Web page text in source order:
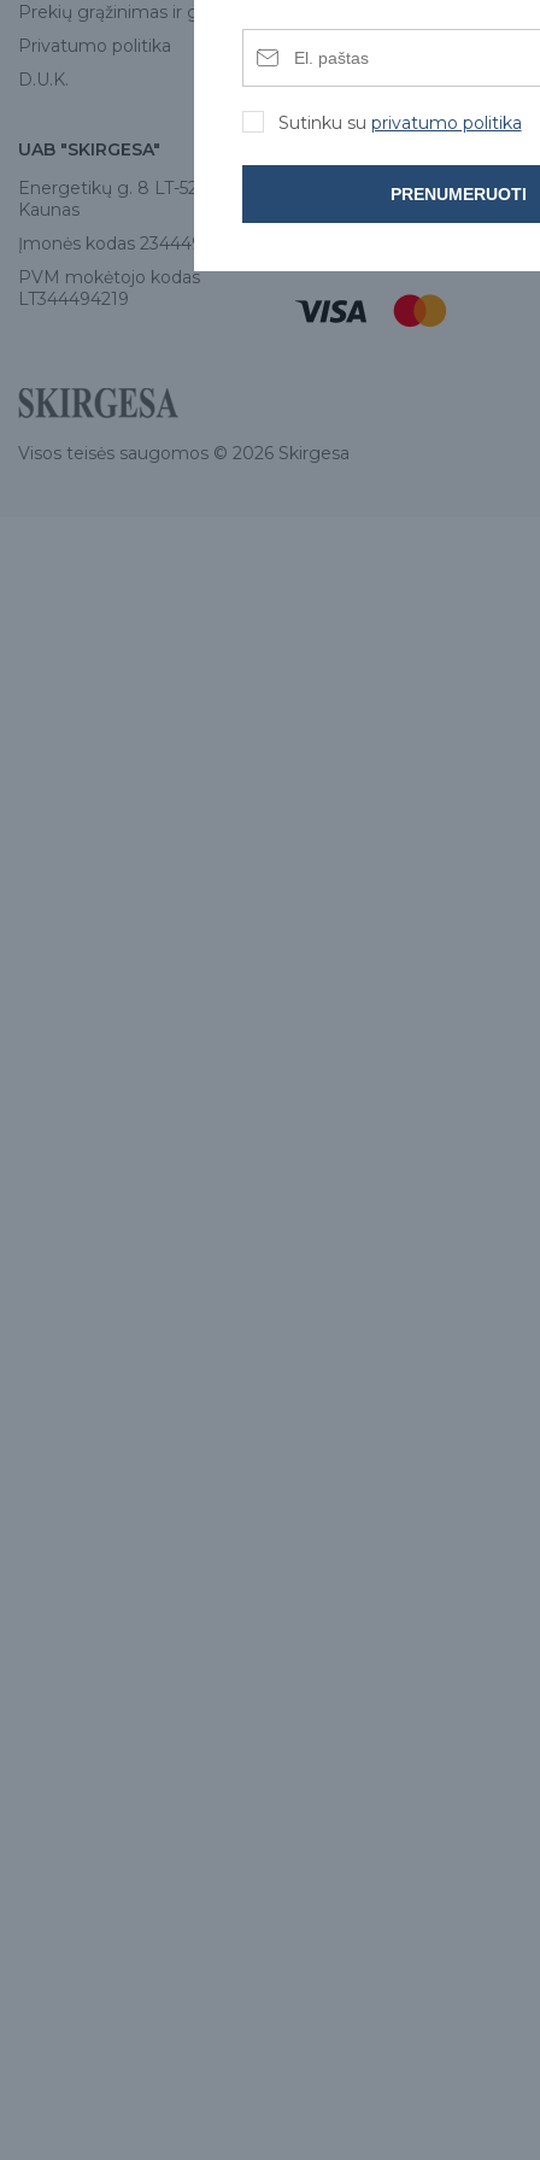
Prekių grąžinimas ir garantija
Privatumo politika
D.U.K.
UAB "SKIRGESA"
Energetikų g. 8 LT-52461,
Kaunas
Įmonės kodas 234449420
PVM mokėtojo kodas
LT344494219
+370 671 77528
info@e-skirgesa.lt
Visos teisės saugomos © 2026 Skirgesa
Sutinku su privatumo politika
PRENUMERUOTI